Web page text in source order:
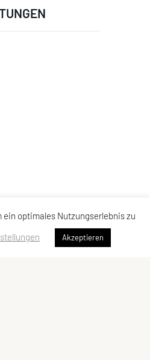
ein optimales Nutzungserlebnis zu
Akzeptieren